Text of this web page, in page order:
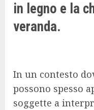
in legno e la
veranda.
In un contesto
possono spesso
soggette a